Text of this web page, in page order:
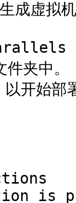
成虚拟
夹中。
开始部
is